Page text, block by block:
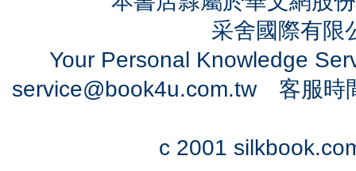
采舍國際有
Your Personal Knowledge
service@book4u.com.tw客服時
c 2001